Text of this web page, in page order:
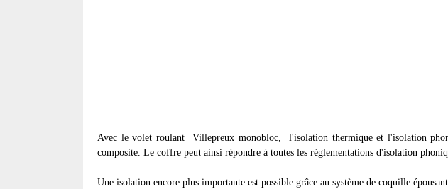
Avec le volet roulant
Villepreux monobloc, l'isolation thermique et l'isolation
composite. Le coffre peut ainsi répondre à toutes les réglementations d'isolation
Une isolation encore plus importante est possible grâce au système de coquille